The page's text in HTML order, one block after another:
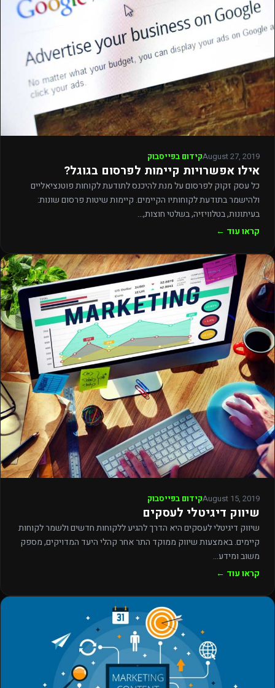
August 27, 2019קידום בפייסבוק
אילו אפשרויות קיימות לפרסום בגוגל?
כל עסק זקוק לפרסום על מנת להיכנס לתודעת לקוחות פוטנציאליים
ולהישמר בתודעת לקוחותיו הקיימים. קיימות שיטות פרסום שונות:
בעיתונות, בטלוויזיה, בשלטי חוצות,…
קראו עוד ←
August 15, 2019קידום בפייסבוק
שיווק דיגיטלי לעסקים
שיווק דיגיטלי לעסקים היא הדרך להגיע ללקוחות חדשים ולשמר לקוחות
קיימים. באמצעות שיווק ממוקד התר אחר קהלי היעד המדויקים, מספק
משוב ומידע…
קראו עוד ←